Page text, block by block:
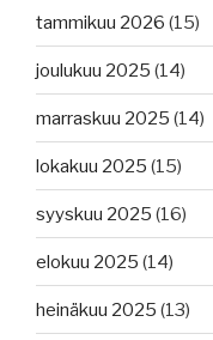
tammikuu 2026 (15)
joulukuu 2025 (14)
marraskuu 2025 (14)
lokakuu 2025 (15)
syyskuu 2025 (16)
elokuu 2025 (14)
heinäkuu 2025 (13)